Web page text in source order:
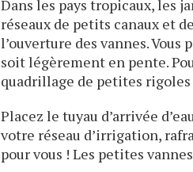
Dans les pays tropicaux, les
réseaux de petits canaux et
l’ouverture des vannes.
soit légèrement en pente.
quadrillage de petites rigoles
Placez le tuyau d’arrivée
votre réseau d’irrigation,
pour vous ! Les petites